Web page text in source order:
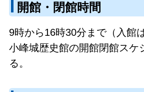
開館・閉館時間
9時から16時30分まで（入館
小峰城歴史館の開館閉館スケ
る。